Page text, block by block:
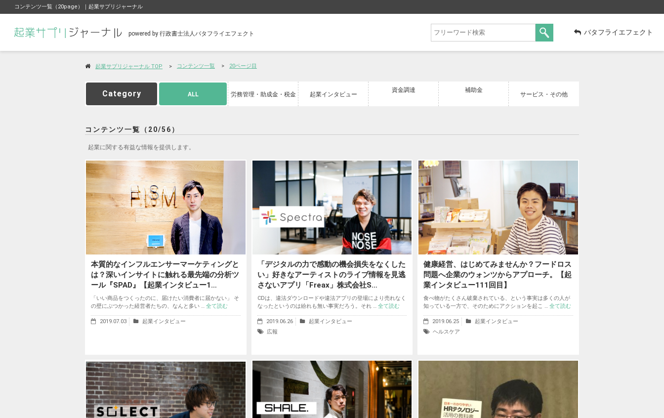
コンテンツ一覧（20page）｜起業サプリジャーナル
powered by 行政書士法人バタフライエフェクト バタフライエフェクト
起業サプリジャーナル TOP コンテンツ一覧 20ページ目
Category ALL 労務管理・助成金・税金 起業インタビュー
資金調達 補助金
サービス・その他
コンテンツ一覧（20/56）
起業に関する有益な情報を提供します。
本質的なインフルエンサーマーケティングと
は？深いインサイトに触れる最先端の分析ツ
ール『SPAD』【起業インタビュー1…
「いい商品をつくったのに、届けたい消費者に届かない」 そ
の壁にぶつかった経営者たちの、なんと多い … 全て読む
2019.07.03 起業インタビュー
「デジタルの力で感動の機会損失をなくした
い」好きなアーティストのライブ情報を見逃
さないアプリ「Freax」株式会社S…
CDは、違法ダウンロードや違法アプリの登場により売れなく
なったというのは紛れも無い事実だろう。それ … 全て読む
2019.06.26
起業インタビュー
広報
健康経営、はじめてみませんか？フードロス
問題へ企業のウォンツからアプローチ。【起
業インタビュー111回目】
食べ物がたくさん破棄されている、という事実は多くの人が
知っている一方で、そのためにアクションを起こ …全て読む
2019.06.25
起業インタビュー
ヘルスケア